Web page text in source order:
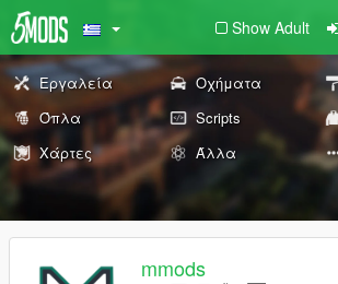
Show Adult
Εργαλεία Οχήματα
Όπλα
Scripts
Χάρτες
Άλλα
mmods